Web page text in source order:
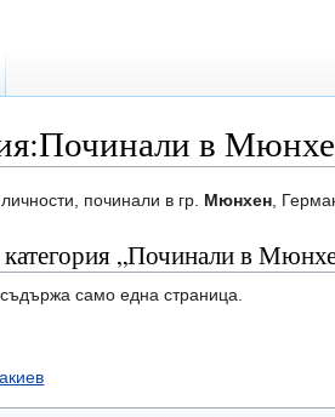
в
починали в гр. Мюнхен,
„Починали в
съдържа само една страница.